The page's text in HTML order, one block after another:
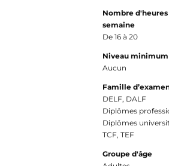
Nombre d'heures
semaine
De 16 à 20
Niveau
Aucun
Famille
DELF, DALF
Diplômes
Diplômes
TCF, TEF
Groupe d'âge